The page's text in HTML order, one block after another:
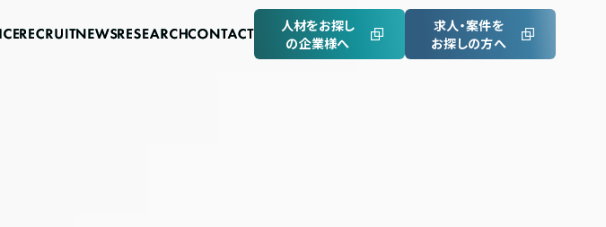
人材をお探し
の企業様へ
求人・案件を
お探しの方へ